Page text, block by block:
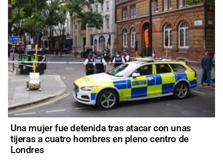
Una mujer fue detenida tras atacar con unas
tijeras a cuatro hombres en pleno centro de
Londres